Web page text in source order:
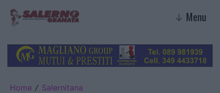
↓ Menu
Home / Salernitana